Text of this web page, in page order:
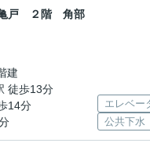
亀戸 ２階 角部
建
徒歩13分
14分
エレベー
公共下水